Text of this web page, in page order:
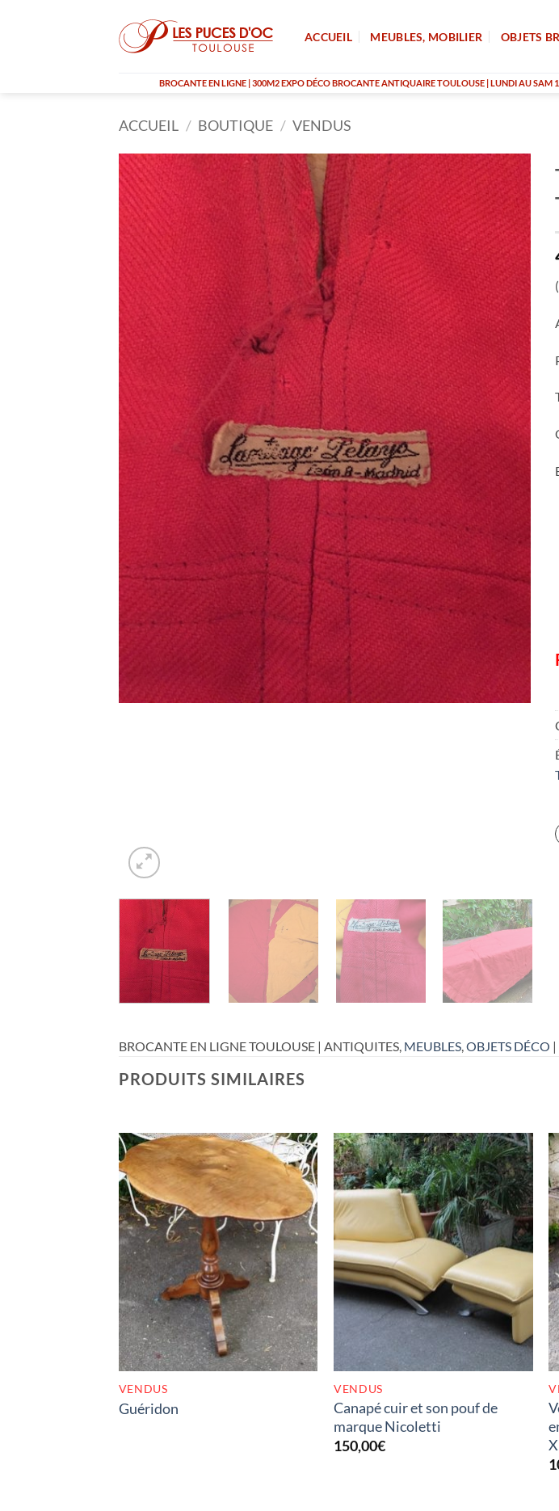
ACCUEIL MEUBLES, MOBILIER OBJETS
BROCANTE EN LIGNE | 300M2 EXPO DÉCO BROCANTE ANTIQUAIRE TOULOUSE | LUNDI AU
ACCUEIL / BOUTIQUE / VENDUS
BROCANTE EN LIGNE TOULOUSE | ANTIQUITES, MEUBLES OBJETS DÉCO |
PRODUITS SIMILAIRES
RUPTURE DE STOCK
VENDUS
Guéridon
RUPTURE DE STOCK
VENDUS
Canapé cuir et son pouf de
marque Nicoletti
150,00€